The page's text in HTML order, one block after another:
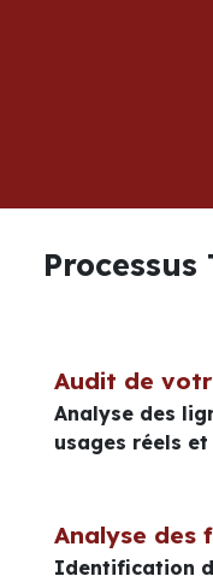
Audit de
Analyse des
usages réels
Analyse des
Identification